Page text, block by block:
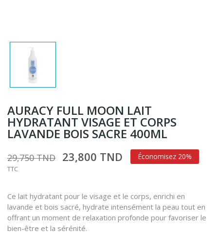
AURACY FULL MOON LAIT
HYDRATANT VISAGE ET CORPS
LAVANDE BOIS SACRE 400ML
29,750 TND 23,800 TND Économisez 20%
TTC
Ce lait hydratant pour le visage et le corps, enrichi en
lavande et bois sacré, hydrate intensément la peau tout en
offrant un moment de relaxation profonde pour favoriser le
bien-être et la sérénité.